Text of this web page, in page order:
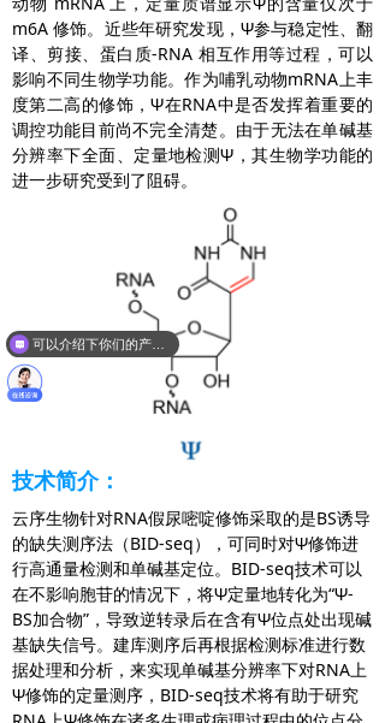
m6A 修饰。近些年研究发现，Ψ参与稳定性、翻
译、剪接、蛋白质-RNA 相互作用等过程，可以
影响不同生物学功能。作为哺乳动物mRNA上丰
度第二高的修饰，Ψ在RNA中是否发挥着重要的
调控功能目前尚不完全清楚。由于无法在单碱基
分辨率下全面、定量地检测Ψ，其生物学功能的
进一步研究受到了阻碍。
技术简介：
云序生物针对RNA假尿嘧啶修饰采取的是BS诱导
的缺失测序法（BID-seq），可同时对Ψ修饰进
行高通量检测和单碱基定位。BID-seq技术可以
在不影响胞苷的情况下，将Ψ定量地转化为“Ψ-
BS加合物”，导致逆转录后在含有Ψ位点处出现碱
基缺失信号。建库测序后再根据检测标准进行数
据处理和分析，来实现单碱基分辨率下对RNA上
Ψ修饰的定量测序，BID-seq技术将有助于研究
可以介绍下你们的产品么？